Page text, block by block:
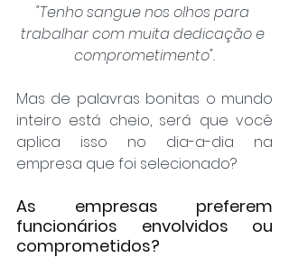
"Tenho sangue nos olhos para
trabalhar com muita dedicação e
comprometimento".
Mas de palavras bonitas o mundo
inteiro está cheio, será que você
aplica isso no dia-a-dia na
empresa que foi selecionado?
As empresas preferem
funcionários envolvidos ou
comprometidos?